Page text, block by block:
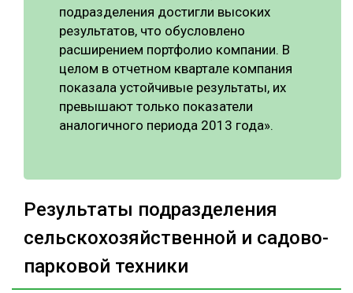
подразделения достигли высоких
результатов, что обусловлено
расширением портфолио компании. В
целом в отчетном квартале компания
показала устойчивые результаты, их
превышают только показатели
аналогичного периода 2013 года».
Результаты подразделения
сельскохозяйственной и садово-
парковой техники